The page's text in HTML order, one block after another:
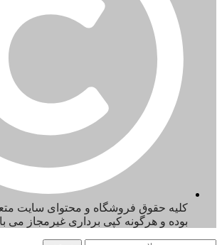
کلیه حقوق فروشگاه و محتوای سایت
بوده و هرگونه کپی برداری غیرمجاز می